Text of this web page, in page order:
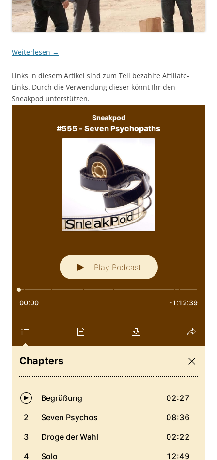
Weiterlesen →
Links in diesem Artikel sind zum Teil bezahlte Affiliate-
Links. Durch die Verwendung dieser könnt Ihr den
Sneakpod unterstützen.